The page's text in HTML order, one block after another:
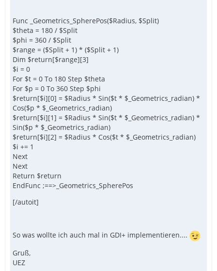
Func _Geometrics_SpherePos($Radius, $Split)
$theta = 180 / $Split
$phi = 360 / $Split
$range = ($Split + 1) * ($Split + 1)
Dim $return[$range][3]
$i = 0
For $t = 0 To 180 Step $theta
For $p = 0 To 360 Step $phi
$return[$i][0] = $Radius * Sin($t * $_Geometrics_radian) *
Cos($p * $_Geometrics_radian)
$return[$i][1] = $Radius * Sin($t * $_Geometrics_radian) *
Sin($p * $_Geometrics_radian)
$return[$i][2] = $Radius * Cos($t * $_Geometrics_radian)
$i += 1
Next
Next
Return $return
EndFunc ;==>_Geometrics_SpherePos
[/autoit]
So was wollte ich auch mal in GDI+ implementieren....
Gruß,
UEZ